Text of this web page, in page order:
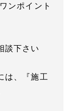
ンポイント
談下さい
は、『施工